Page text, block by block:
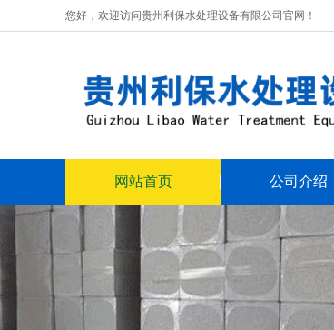
您好，欢迎访问贵州利保水处理设备有限公司官网！
网站首页 公司介绍